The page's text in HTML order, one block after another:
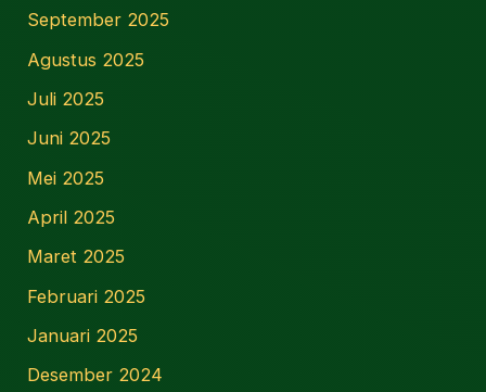
September 2025
Agustus 2025
Juli 2025
Juni 2025
Mei 2025
April 2025
Maret 2025
Februari 2025
Januari 2025
Desember 2024